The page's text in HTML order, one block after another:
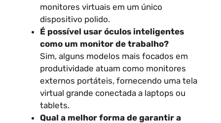
monitores virtuais em um único
dispositivo polido.
É possível usar óculos inteligentes
como um monitor de trabalho?
Sim, alguns modelos mais focados em
produtividade atuam como monitores
externos portáteis, fornecendo uma tela
virtual grande conectada a laptops ou
tablets.
Qual a melhor forma de garantir a